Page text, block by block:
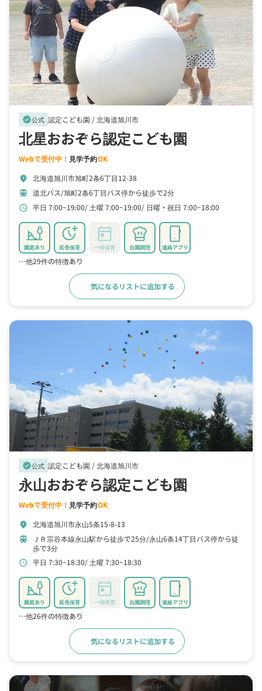
verified公式 認定こども園 /北海道旭川市
北星おおぞら認定こども園
Webで受付中！ 見学予約OK
location_on 北海道旭川市旭町2条6丁目12-38
train 道北バス/旭町2条6丁目バス停から徒歩で2分
schedule 平日 7:00~19:00 土曜 7:00~19:00 日曜・祝日 7:00~18:00
園庭あり 延長保育 一時保育 自園調理 連絡アプリ
…他29件の特徴あり
気になるリストに追加する
verified公式 認定こども園 /北海道旭川市
永山おおぞら認定こども園
Webで受付中！ 見学予約OK
location_on 北海道旭川市永山5条15-8-13
train ＪＲ宗谷本線永山駅から徒歩で25分 永山6条14丁目バス停から徒
歩で3分
schedule 平日 7:30~18:30 土曜 7:30~18:30
園庭あり 延長保育 一時保育 自園調理 連絡アプリ
…他26件の特徴あり
気になるリストに追加する